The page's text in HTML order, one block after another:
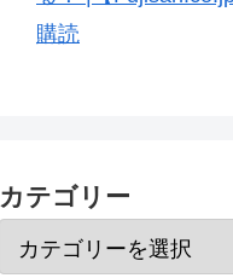
カテゴリー